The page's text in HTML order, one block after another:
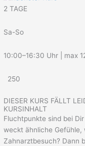
2 TAGE
Sa-So
10:00–16:30 Uhr | max
250
DIESER KURS FÄLLT
KURSINHALT
Fluchtpunkte sind bei
weckt ähnliche Gefühle,
Zahnarztbesuch? Dann